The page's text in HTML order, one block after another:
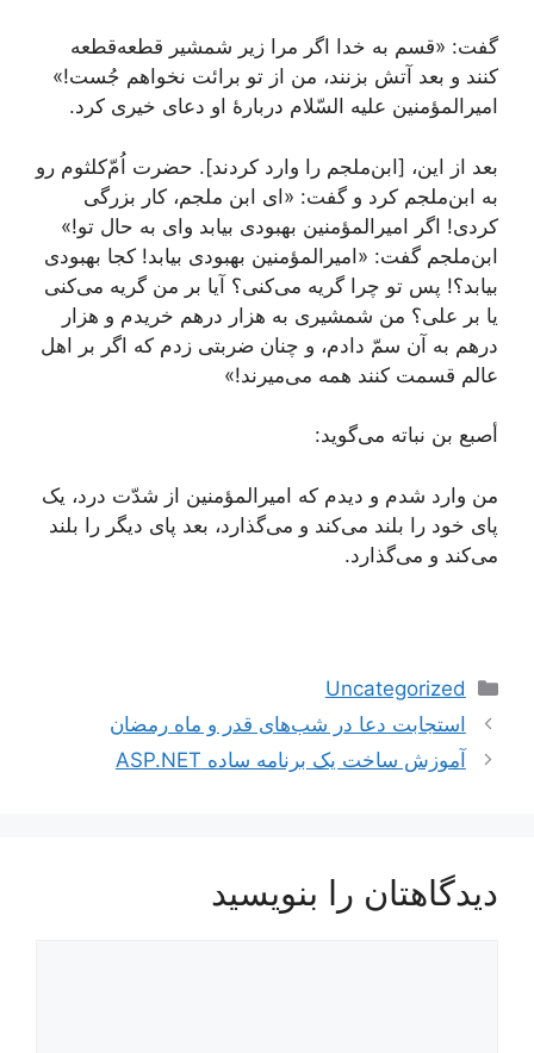
گفت: «قسم به خدا اگر مرا زیر شمشیر قطعه‌قطعه
کنند و بعد آتش بزنند، من از تو برائت نخواهم جُست!»
امیرالمؤمنین علیه السّلام دربارۀ او دعای خیری کرد.
بعد از این، [ابن‌ملجم را وارد کردند]. حضرت اُمّ‌کلثوم رو
به ابن‌ملجم کرد و گفت: «ای ابن ملجم، کار بزرگی
کردی! اگر امیرالمؤمنین بهبودی بیابد وای به حال تو!»
ابن‌ملجم گفت: «امیرالمؤمنین بهبودی بیابد! کجا بهبودی
بیابد؟! پس تو چرا گریه می‌کنی؟ آیا بر من گریه می‌کنی
یا بر علی؟ من شمشیری به هزار درهم خریدم و هزار
درهم به آن سمّ دادم، و چنان ضربتی زدم که اگر بر اهل
عالم قسمت کنند همه می‌میرند!»
أصبع بن نباته می‌گوید:
من وارد شدم و دیدم که امیرالمؤمنین از شدّت درد، یک
پای خود را بلند می‌کند و می‌گذارد، بعد پای دیگر را بلند
می‌کند و می‌گذارد.
دسته‌ها
Uncategorized
ناوبری
نوشته‌ها
استجابت دعا در شب‌های قدر و ماه رمضان
آموزش ساخت یک برنامه ساده ASP.NET
دیدگاهتان را بنویسید